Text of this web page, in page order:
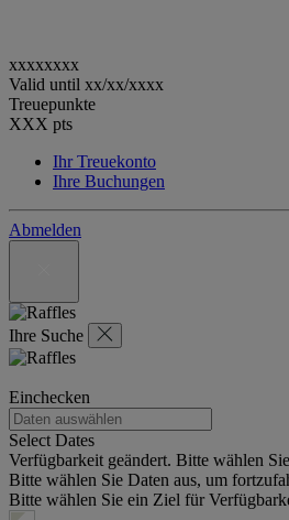
xxxxxxxx
Valid until xx/xx/xxxx
Treuepunkte
XXX pts
Ihr Treuekonto
Ihre Buchungen
Abmelden
Ihre Suche
Einchecken
Select Dates
Verfügbarkeit geändert. Bitte wählen
Bitte wählen Sie Daten aus, um
Bitte wählen Sie ein Ziel für